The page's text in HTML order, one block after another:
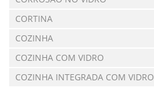
CORTINA
COZINHA
COZINHA COM VIDRO
COZINHA INTEGRADA COM VIDRO